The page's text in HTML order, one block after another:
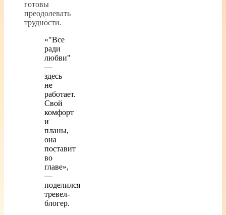
готовы
преодолевать
трудности.
«"Все
ради
любви"
—
здесь
не
работает.
Свой
комфорт
и
планы,
она
поставит
во
главе»,
—
поделился
тревел-
блогер.